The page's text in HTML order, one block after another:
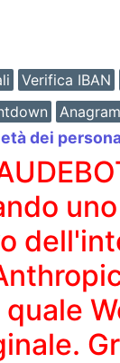
Verifica IBAN
dei